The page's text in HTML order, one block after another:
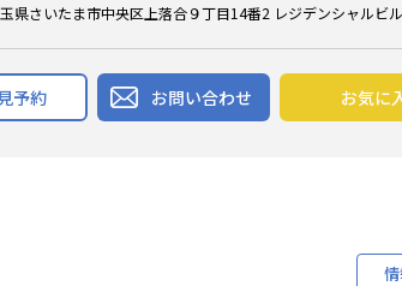
県さいたま市中央区上落合９丁目14番2 レジデンシャルビ
予約 お問い合わせ お気に